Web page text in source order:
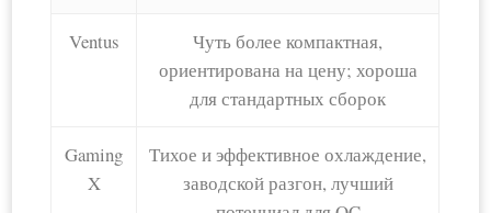
Ventus
Чуть более компактная,
ориентирована на цену; хороша
для стандартных сборок
Gaming
X
Тихое и эффективное охлаждение,
заводской разгон, лучший